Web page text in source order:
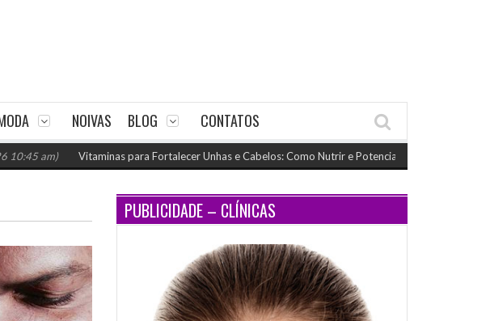
NOIVAS BLOG CONTATOS
am) Vitaminas para Fortalecer Unhas e Cabelos: Como Nutrir e Potencializar o Crescimento
PUBLICIDADE – CLÍNICAS